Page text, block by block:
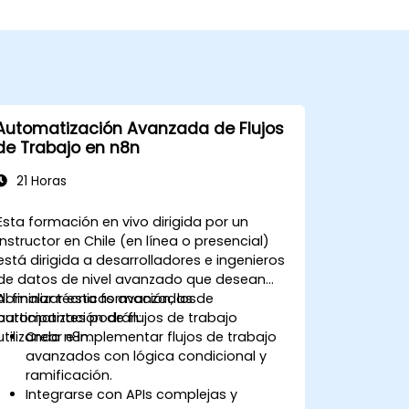
Avanzada de Flujos
Trabajo en n8n
21 Horas
formación en vivo dirigida por un
en Chile (en línea o presencial)
dirigida a desarrolladores e ingenieros
datos de nivel avanzado que desean
técnicas avanzadas de
de flujos de trabajo
n8n.
finalizar esta formación, los
podrán:
Crear e implementar flujos de trabajo
avanzados con lógica condicional y
ramificación.
Integrarse con APIs complejas y